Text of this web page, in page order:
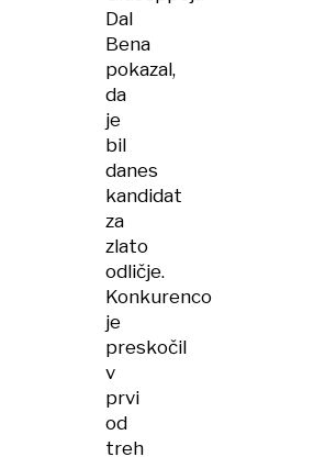
Dal
Bena
pokazal,
da
je
bil
danes
kandidat
za
zlato
odličje.
Konkurenco
je
preskočil
v
prvi
od
treh